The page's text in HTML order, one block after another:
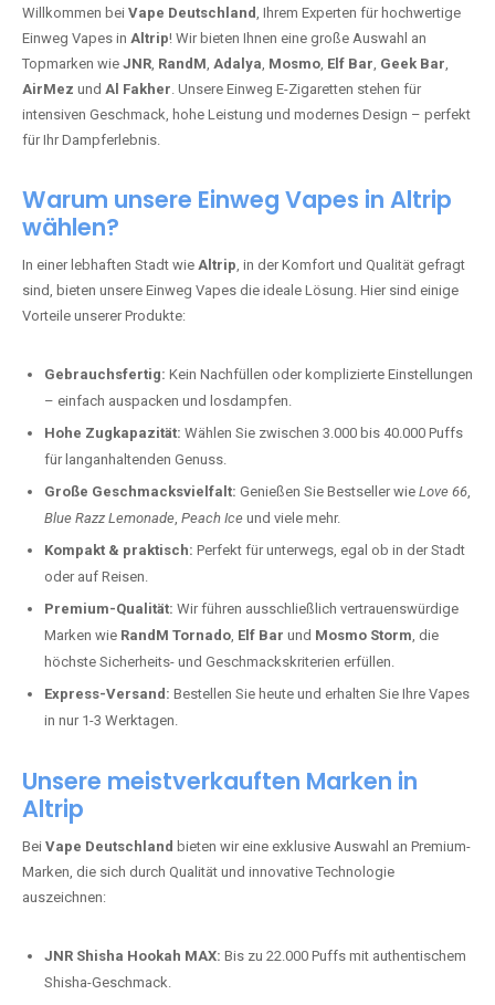
Willkommen bei Vape Deutschland, Ihrem Experten für hochwertige
Einweg Vapes in Altrip! Wir bieten Ihnen eine große Auswahl an
Topmarken wie JNR, RandM, Adalya, Mosmo, Elf Bar, Geek Bar,
AirMez und Al Fakher. Unsere Einweg E-Zigaretten stehen für
intensiven Geschmack, hohe Leistung und modernes Design – perfekt
für Ihr Dampferlebnis.
Warum unsere Einweg Vapes in Altrip
wählen?
In einer lebhaften Stadt wie Altrip, in der Komfort und Qualität gefragt
sind, bieten unsere Einweg Vapes die ideale Lösung. Hier sind einige
Vorteile unserer Produkte:
Gebrauchsfertig: Kein Nachfüllen oder komplizierte Einstellungen
– einfach auspacken und losdampfen.
Hohe Zugkapazität: Wählen Sie zwischen 3.000 bis 40.000 Puffs
für langanhaltenden Genuss.
Große Geschmacksvielfalt: Genießen Sie Bestseller wie Love 66,
Blue Razz Lemonade, Peach Ice und viele mehr.
Kompakt & praktisch: Perfekt für unterwegs, egal ob in der Stadt
oder auf Reisen.
Premium-Qualität: Wir führen ausschließlich vertrauenswürdige
Marken wie RandM Tornado, Elf Bar und Mosmo Storm, die
höchste Sicherheits- und Geschmackskriterien erfüllen.
Express-Versand: Bestellen Sie heute und erhalten Sie Ihre Vapes
in nur 1-3 Werktagen.
Unsere meistverkauften Marken in
Altrip
Bei Vape Deutschland bieten wir eine exklusive Auswahl an Premium-
Marken, die sich durch Qualität und innovative Technologie
auszeichnen:
JNR Shisha Hookah MAX: Bis zu 22.000 Puffs mit authentischem
Shisha-Geschmack.